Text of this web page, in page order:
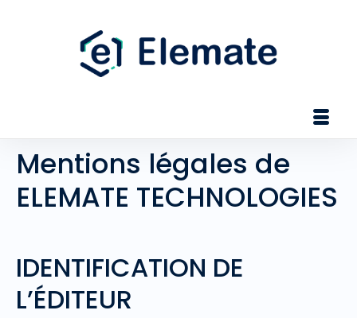
Mentions légales de
ELEMATE TECHNOLOGIES
IDENTIFICATION DE
L’ÉDITEUR